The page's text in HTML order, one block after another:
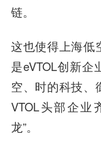
链。
这也使得上海低
是eVTOL创新
空、时的科技、
VTOL头部企业
龙”。